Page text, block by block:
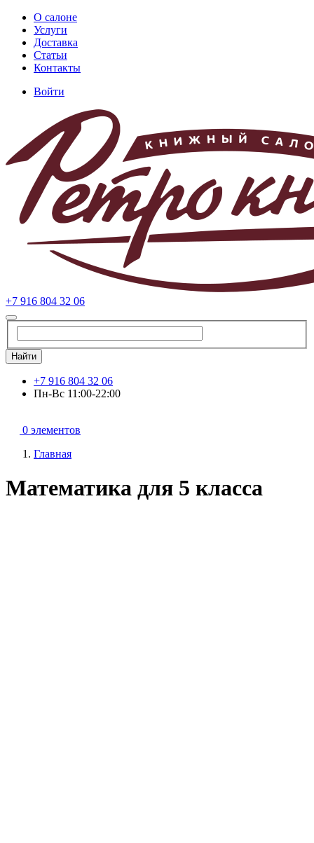
Перейти
основному
содержанию
Основная
навигация
О салоне
Услуги
Доставка
Статьи
Контакты
учётной
записи
пользователя
Войти
+7 916 804 32 06
Найти
+7 916 804 32 06
Пн-Вс 11:00-22:00
0 элементов
Главная
Математика для 5 класса